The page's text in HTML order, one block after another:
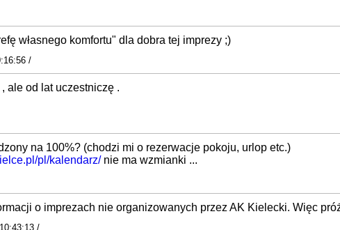
własnego komfortu" dla dobra tej imprezy ;)
/
ale od lat uczestniczę .
na 100%? (chodzi mi o rezerwacje pokoju, urlop etc.)
pl/kalendarz/nie ma wzmianki ...
o imprezach nie organizowanych przez AK Kielecki. Więc
/